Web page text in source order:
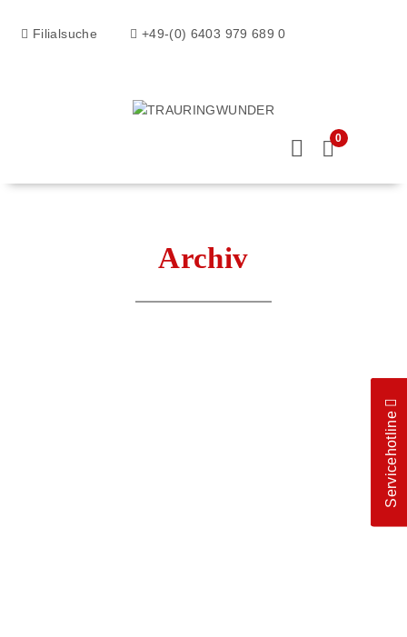
Filialsuche +49-(0) 6403 979 689 0
0
Archiv
Servicehotline